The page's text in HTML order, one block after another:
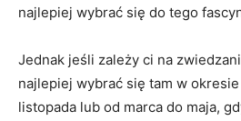
najlepiej wybrać się do tego
Jednak‍ jeśli zależy ci na
najlepiej wybrać się tam w
listopada lub‍ od marca ⁢do maja,